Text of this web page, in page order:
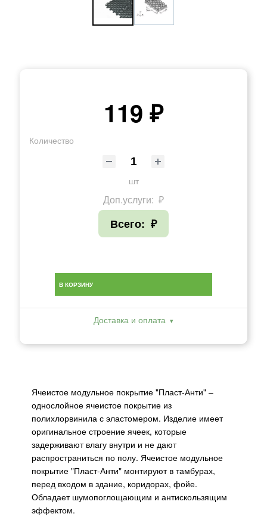
119 ₽
Количество
шт
Доп.услуги: ₽
Всего: ₽
В КОРЗИНУ
Доставка и оплата
Ячеистое модульное покрытие "Пласт-Анти" –
однослойное ячеистое покрытие из
полихлорвинила с эластомером. Изделие имеет
оригинальное строение ячеек, которые
задерживают влагу внутри и не дают
распространиться по полу. Ячеистое модульное
покрытие "Пласт-Анти" монтируют в тамбурах,
перед входом в здание, коридорах, фойе.
Обладает шумопоглощающим и антискользящим
эффектом.